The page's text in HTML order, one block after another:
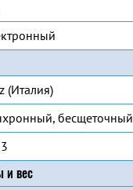
(Италия)
бесщеточный
и вес